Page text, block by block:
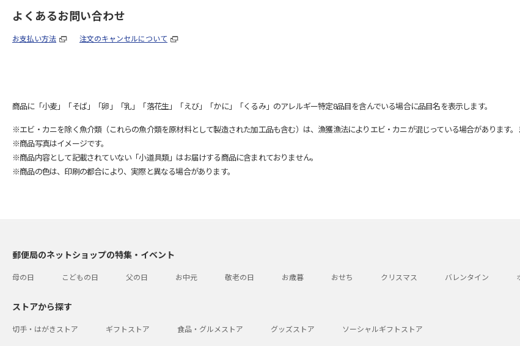
よくあるお問い合わせ
お支払い方法 注文のキャンセルについて
商品に「小麦」「そば」「卵」「乳」「落花生」「えび」「かに」「くるみ」のアレルギー特定8品目を含んでいる場合に品目名を表示します。
※エビ・カニを除く魚介類（これらの魚介類を原材料として製造された加工品も含む）は、漁獲漁法によりエビ・カニが混じっている場合があります
※商品写真はイメージです。
※商品内容として記載されていない「小道具類」はお届けする商品に含まれておりません。
※商品の色は、印刷の都合により、実際と異なる場合があります。
郵便局のネットショップの特集・イベント
母の日 こどもの日 父の日 お中元 敬老の日 お歳暮 おせち クリスマス バレンタイン
ストアから探す
切手・はがきストア ギフトストア 食品・グルメストア グッズストア ソーシャルギフトストア